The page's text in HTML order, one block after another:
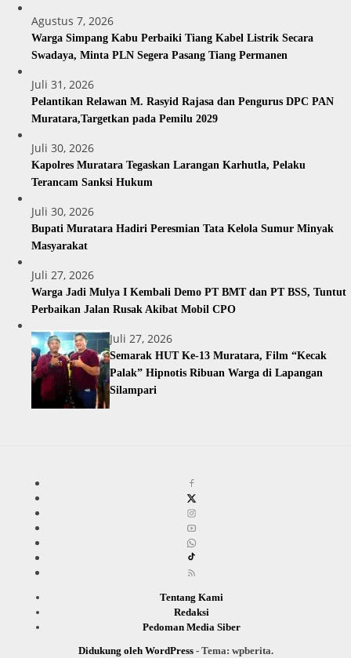
Agustus 7, 2026
Warga Simpang Kabu Perbaiki Tiang Kabel Listrik Secara
Swadaya, Minta PLN Segera Pasang Tiang Permanen
Juli 31, 2026
Pelantikan Relawan M. Rasyid Rajasa dan Pengurus DPC PAN
Muratara,Targetkan pada Pemilu 2029
Juli 30, 2026
Kapolres Muratara Tegaskan Larangan Karhutla, Pelaku
Terancam Sanksi Hukum
Juli 30, 2026
Bupati Muratara Hadiri Peresmian Tata Kelola Sumur Minyak
Masyarakat
Juli 27, 2026
Warga Jadi Mulya I Kembali Demo PT BMT dan PT BSS, Tuntut
Perbaikan Jalan Rusak Akibat Mobil CPO
Juli 27, 2026
Semarak HUT Ke-13 Muratara, Film “Kecak
Palak” Hipnotis Ribuan Warga di Lapangan
Silampari
Tentang Kami
Redaksi
Pedoman Media Siber
Didukung oleh WordPress - Tema: wpberita.